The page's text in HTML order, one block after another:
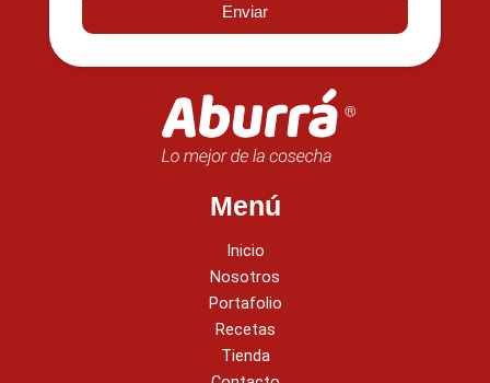
Enviar
Menú
Inicio
Nosotros
Portafolio
Recetas
Tienda